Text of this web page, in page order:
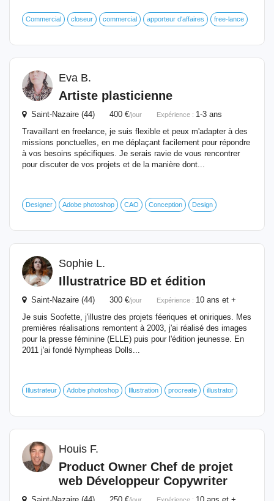
Commercial closeur commercial apporteur d'affaires free-lance
Eva B.
Artiste plasticienne
Saint-Nazaire (44) 400 €/jour Expérience : 1-3 ans
Travaillant en freelance, je suis flexible et peux m'adapter à des
missions ponctuelles, en me déplaçant facilement pour répondre
à vos besoins spécifiques. Je serais ravie de vous rencontrer
pour discuter de vos projets et de la manière dont...
Designer Adobe photoshop CAO Conception Design
Sophie L.
Illustratrice BD et édition
Saint-Nazaire (44) 300 €/jour Expérience : 10 ans et +
Je suis Soofette, j'illustre des projets féeriques et oniriques. Mes
premières réalisations remontent à 2003, j'ai réalisé des images
pour la presse féminine (ELLE) puis pour l'édition jeunesse. En
2011 j'ai fondé Nympheas Dolls...
Illustrateur Adobe photoshop Illustration procreate illustrator
Houis F.
Product Owner Chef de projet
web Développeur Copywriter